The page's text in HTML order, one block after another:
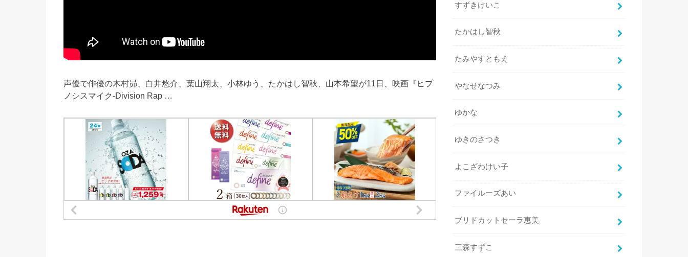
声優で俳優の木村昴、白井悠介、葉山翔太、小林ゆう、たかはし智秋、山本希望が11日、映画『ヒプ
ノシスマイク-Division Rap …
すずきけいこ
たかはし智秋
たみやすともえ
やなせなつみ
ゆかな
ゆきのさつき
よこざわけい子
ファイルーズあい
ブリドカットセーラ恵美
三森すずこ